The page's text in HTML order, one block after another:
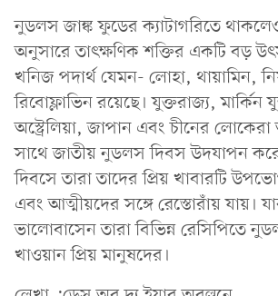
নুডলস জাঙ্ক ফুডের ক্যাটাগরিতে
অনুসারে তাৎক্ষণিক শক্তির একটি বড়
খনিজ পদার্থ যেমন- লোহা, থায়ামিন,
রিবোফ্লাভিন রয়েছে। যুক্তরাজ্য, মার্কিন
অস্ট্রেলিয়া, জাপান এবং চীনের
সাথে জাতীয় নুডলস দিবস উদযাপন
দিবসে তারা তাদের প্রিয় খাবারটি
এবং আত্মীয়দের সঙ্গে রেস্তোরাঁয় যায়।
ভালোবাসেন তারা বিভিন্ন রেসিপিতে
খাওয়ান প্রিয় মানুষদের।